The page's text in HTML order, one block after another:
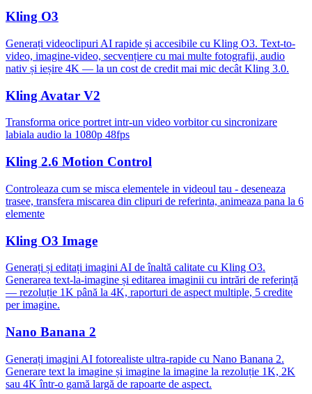
Kling O3
Generați videoclipuri AI rapide și accesibile cu Kling O3. Text-to-
video, imagine-video, secvențiere cu mai multe fotografii, audio
nativ și ieșire 4K — la un cost de credit mai mic decât Kling 3.0.
Kling Avatar V2
Transforma orice portret intr-un video vorbitor cu sincronizare
labiala audio la 1080p 48fps
Kling 2.6 Motion Control
Controleaza cum se misca elementele in videoul tau - deseneaza
trasee, transfera miscarea din clipuri de referinta, animeaza pana la 6
elemente
Kling O3 Image
Generați și editați imagini AI de înaltă calitate cu Kling O3.
Generarea text-la-imagine și editarea imaginii cu intrări de referință
— rezoluție 1K până la 4K, raporturi de aspect multiple, 5 credite
per imagine.
Nano Banana 2
Generați imagini AI fotorealiste ultra-rapide cu Nano Banana 2.
Generare text la imagine și imagine la imagine la rezoluție 1K, 2K
sau 4K într-o gamă largă de rapoarte de aspect.